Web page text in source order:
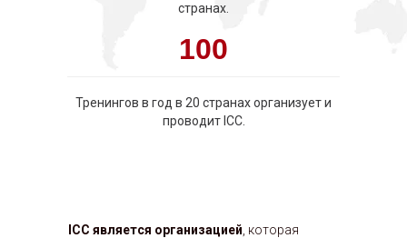
странах.
Тренингов в год в 20 странах организует и
проводит ICC.
100
ICC является организацией , которая